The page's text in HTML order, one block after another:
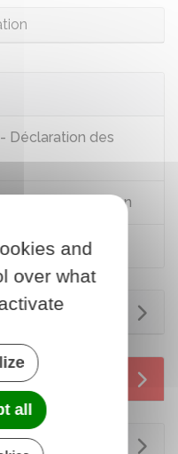
Déclaration des
d'information
par la France
and
over what
all